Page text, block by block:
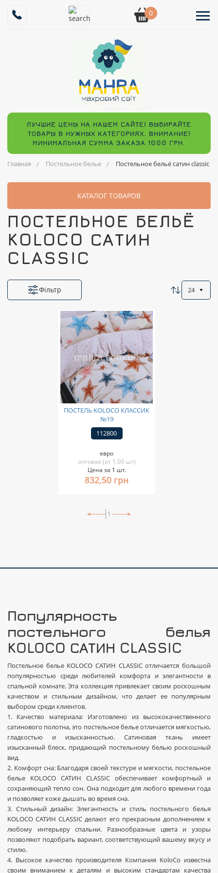
0
ЛУЧШИЕ ЦЕНЫ НА НАШЕМ САЙТЕ! ВЫБИРАЙТЕ
ТОВАРЫ В НУЖНЫХ КАТЕГОРИЯХ. ВНИМАНИЕ!
МИНИМАЛЬНАЯ СУММА ЗАКАЗА 1000 ГРН.
Главная Постельное белье Постельное бельё сатин classic
КАТАЛОГ ТОВАРОВ
ПОСТЕЛЬНОЕ БЕЛЬЁ
KOLOCO САТИН
CLASSIC
Фільтр 24
ПОСТЕЛЬ KOLOCO КЛАССИК
№19
112800
евро
оптовая (от 1.00 шт)
Цена за 1 шт.
832,50 грн
1
Популярность
постельного белья
KOLOCO САТИН CLASSIC
Постельное белье KOLOCO САТИН CLASSIC отличается большой
популярностью среди любителей комфорта и элегантности в
спальной комнате. Эта коллекция привлекает своим роскошным
качеством и стильным дизайном, что делает ее популярным
выбором среди клиентов.
1. Качество материала: Изготовлено из высококачественного
сатинового полотна, это постельное белье отличается мягкостью,
гладкостью и изысканностью. Сатиновая ткань имеет
изысканный блеск, придающий постельному белью роскошный
вид.
2. Комфорт сна: Благодаря своей текстуре и мягкости, постельное
белье KOLOCO САТИН CLASSIC обеспечивает комфортный и
сохраняющий тепло сон. Она подходит для любого времени года
и позволяет коже дышать во время сна.
3. Стильный дизайн: Элегантность и стиль постельного белья
KOLOCO САТИН CLASSIC делают его прекрасным дополнением к
любому интерьеру спальни. Разнообразные цвета и узоры
позволяют подобрать вариант, соответствующий вашему вкусу и
стилю.
4. Высокое качество производителя Компания KoloCo известна
своим вниманием к деталям и высоким стандартам качества